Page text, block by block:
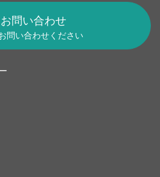
お問い合わせ
問い合わせください